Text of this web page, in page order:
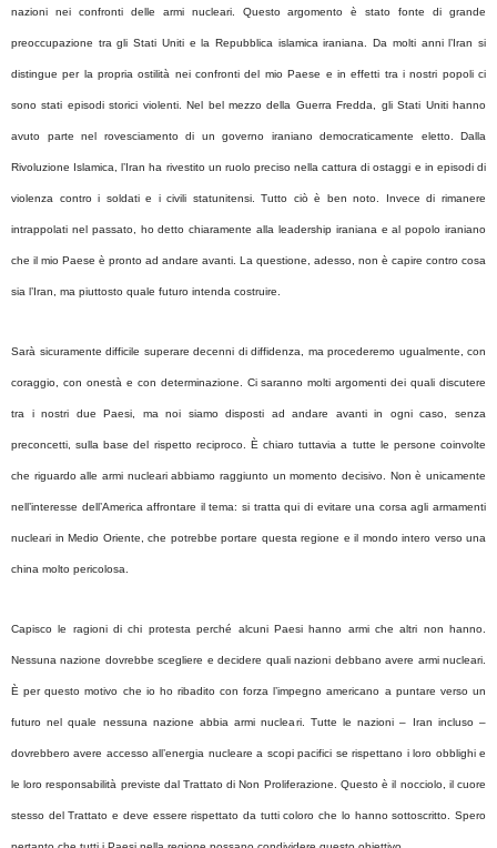
nazioni nei confronti delle armi nucleari. Questo argomento è stato fonte di grande
preoccupazione tra gli Stati Uniti e la Repubblica islamica iraniana. Da molti anni l’Iran si
distingue per la propria ostilità nei confronti del mio Paese e in effetti tra i nostri popoli ci
sono stati episodi storici violenti. Nel bel mezzo della Guerra Fredda, gli Stati Uniti hanno
avuto parte nel rovesciamento di un governo iraniano democraticamente eletto. Dalla
Rivoluzione Islamica, l’Iran ha rivestito un ruolo preciso nella cattura di ostaggi e in episodi di
violenza contro i soldati e i civili statunitensi. Tutto ciò è ben noto. Invece di rimanere
intrappolati nel passato, ho detto chiaramente alla leadership iraniana e al popolo iraniano
che il mio Paese è pronto ad andare avanti. La questione, adesso, non è capire contro cosa
sia l’Iran, ma piuttosto quale futuro intenda costruire.
Sarà sicuramente difficile superare decenni di diffidenza, ma procederemo ugualmente, con
coraggio, con onestà e con determinazione. Ci saranno molti argomenti dei quali discutere
tra i nostri due Paesi, ma noi siamo disposti ad andare avanti in ogni caso, senza
preconcetti, sulla base del rispetto reciproco. È chiaro tuttavia a tutte le persone coinvolte
che riguardo alle armi nucleari abbiamo raggiunto un momento decisivo. Non è unicamente
nell’interesse dell’America affrontare il tema: si tratta qui di evitare una corsa agli armamenti
nucleari in Medio Oriente, che potrebbe portare questa regione e il mondo intero verso una
china molto pericolosa.
Capisco le ragioni di chi protesta perché alcuni Paesi hanno armi che altri non hanno.
Nessuna nazione dovrebbe scegliere e decidere quali nazioni debbano avere armi nucleari.
È per questo motivo che io ho ribadito con forza l’impegno americano a puntare verso un
futuro nel quale nessuna nazione abbia armi nucleari. Tutte le nazioni – Iran incluso –
dovrebbero avere accesso all’energia nucleare a scopi pacifici se rispettano i loro obblighi e
le loro responsabilità previste dal Trattato di Non Proliferazione. Questo è il nocciolo, il cuore
stesso del Trattato e deve essere rispettato da tutti coloro che lo hanno sottoscritto. Spero